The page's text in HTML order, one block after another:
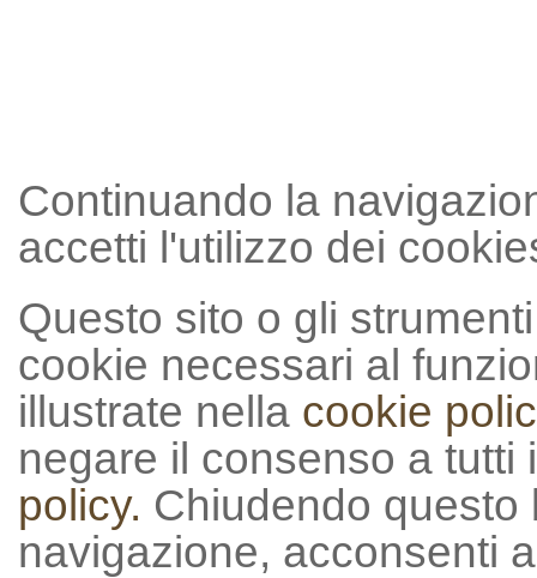
Continuando la
accetti l'utilizzo dei
Questo sito o gli
cookie necessari al
illustrate nella cookie
negare il consenso a
policy. Chiudendo
navigazione, acconsenti